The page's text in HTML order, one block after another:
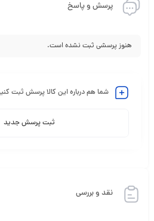
پرسش و پاسخ
هنوز پرسشی ثبت نشده است.
شما هم درباره این کالا پرسش ثبت
ثبت پرسش جدید
نقد و بررسی